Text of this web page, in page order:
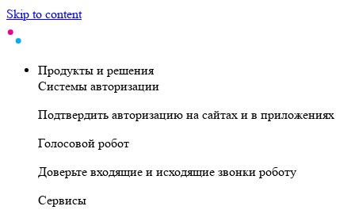
Skip to content
Продукты и решения
Системы авторизации
Подтвердить авторизацию на сайтах и в приложениях
Голосовой робот
Доверьте входящие и исходящие звонки роботу
Сервисы